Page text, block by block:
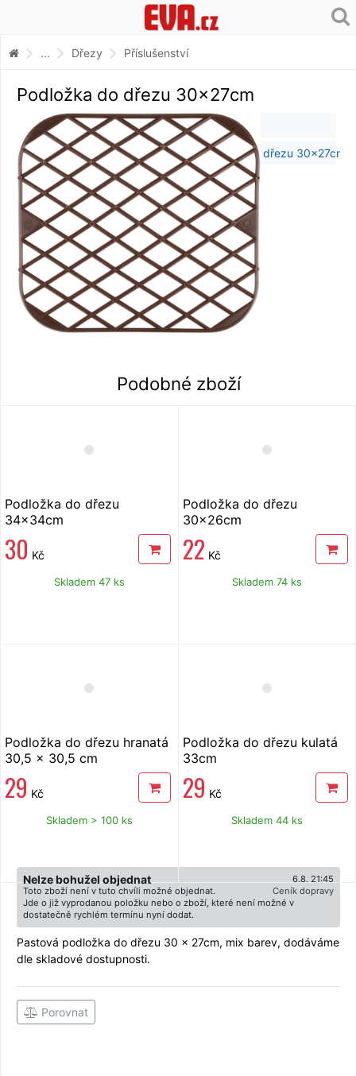
... Dřezy Příslušenství
Podložka do dřezu 30x27cm
Podobné zboží
Podložka do dřezu
34x34cm
30 Kč
Skladem 47 ks
Podložka do dřezu
30x26cm
22 Kč
Skladem 74 ks
Podložka do dřezu hranatá
30,5 x 30,5 cm
29 Kč
Skladem > 100 ks
Podložka do dřezu kulatá
33cm
29 Kč
Skladem 44 ks
6.8. 21:45
Nelze bohužel objednat
Ceník dopravy
Toto zboží není v tuto chvíli možné objednat.
Jde o již vyprodanou položku nebo o zboží, které není možné v
dostatečně rychlém termínu nyní dodat.
Pastová podložka do dřezu 30 x 27cm, mix barev, dodáváme
dle skladové dostupnosti.
Porovnat